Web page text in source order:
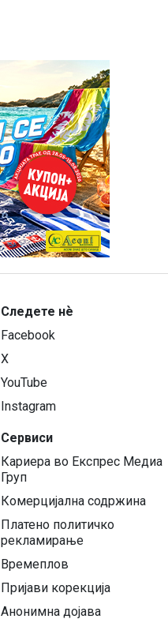
Следете нѐ
Facebook
X
YouTube
Instagram
Сервиси
Кариера во Експрес Медиа
Груп
Комерцијална содржина
Платено политичко
рекламирање
Времеплов
Пријави корекција
Анонимна дојава